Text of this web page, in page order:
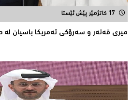
17 کاتژمێر پێش ئێستا
میری قه‌ته‌ر و سه‌رۆكی ئه‌مریكا باسیان له‌